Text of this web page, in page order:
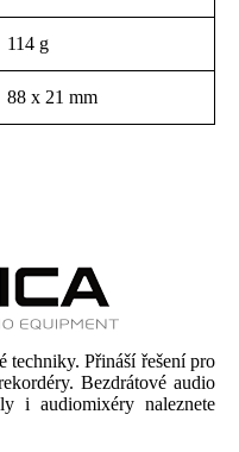
114 g
88 x 21 mm
techniky. Přináší řešení pro
Bezdrátové audio
i audiomixéry naleznete